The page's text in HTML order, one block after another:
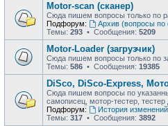
Motor-scan (сканер)
Сюда пишем вопросы только по
Подфорум:
Архив (вопросы по
Темы: 293 • Сообщения: 5209
Motor-Loader (загрузчик)
Сюда пишем вопросы только по
Темы: 586 • Сообщения: 19385
DiSco, DiSco-Express,
Сюда пишем вопросы по
самописец, мотор-тестер,
Подфорум:
История изменений
Темы: 317 • Сообщения: 3892